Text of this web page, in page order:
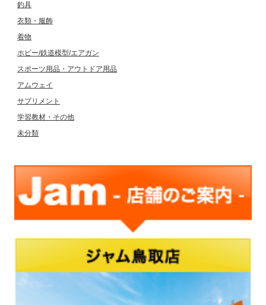
釣具
衣類・服飾
着物
ホビー/鉄道模型/エアガン
スポーツ用品・アウトドア用品
アムウェイ
サプリメント
学習教材・その他
未分類